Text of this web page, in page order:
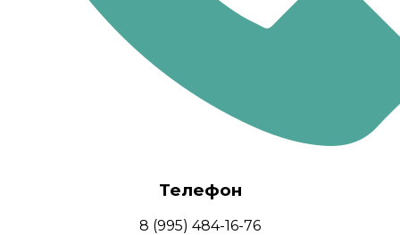
Телефон
8 (995) 484-16-76